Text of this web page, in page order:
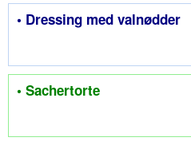
• Dressing med valnødder
• Sachertorte